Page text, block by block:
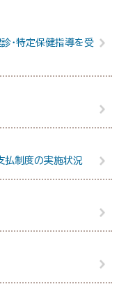
健指導を受
払制度の実施状況